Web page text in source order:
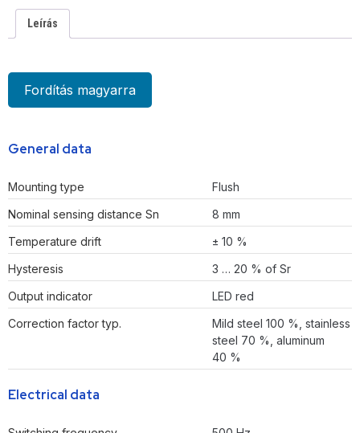
Leírás
Fordítás magyarra
General data
Mounting type
Flush
Nominal sensing distance Sn
8 mm
Temperature drift
± 10 %
Hysteresis
3 … 20 % of Sr
Output indicator
LED red
Correction factor typ.
Mild steel 100 %, stainless
steel 70 %, aluminum
40 %
Electrical data